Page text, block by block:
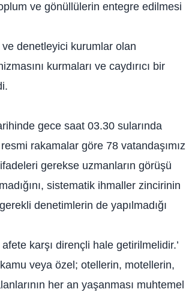
ve gönüllülerin entegre edilmesi
denetleyici kurumlar olan
kurmaları ve caydırıcı bir
gece saat 03.30 sularında
rakamalar göre 78 vatandaşımız
gerekse uzmanların görüşü
sistematik ihmaller zincirinin
denetimlerin de yapılmadığı
karşı dirençli hale getirilmelidir.’
veya özel; otellerin, motellerin,
her an yaşanması muhtemel